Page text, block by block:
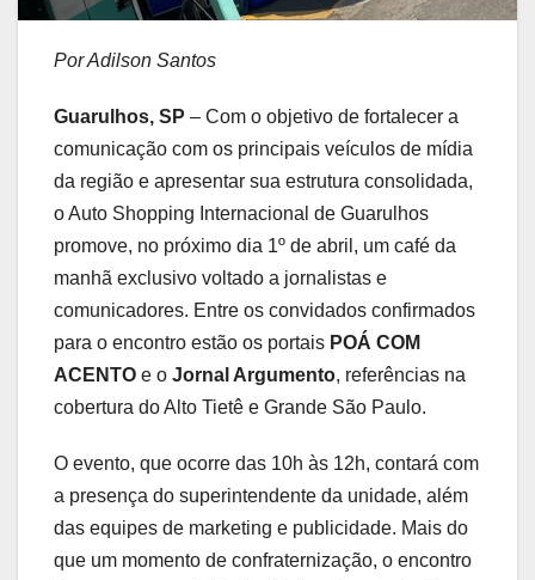
Por Adilson Santos
Guarulhos, SP – Com o objetivo de fortalecer a
comunicação com os principais veículos de mídia
da região e apresentar sua estrutura consolidada,
o Auto Shopping Internacional de Guarulhos
promove, no próximo dia 1º de abril, um café da
manhã exclusivo voltado a jornalistas e
comunicadores. Entre os convidados confirmados
para o encontro estão os portais POÁ COM
ACENTO e o Jornal Argumento, referências na
cobertura do Alto Tietê e Grande São Paulo.
O evento, que ocorre das 10h às 12h, contará com
a presença do superintendente da unidade, além
das equipes de marketing e publicidade. Mais do
que um momento de confraternização, o encontro